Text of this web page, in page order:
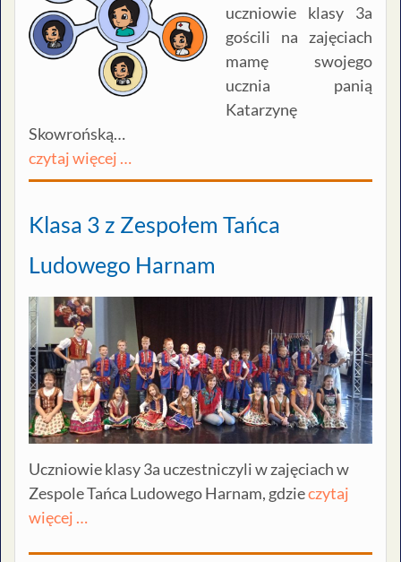
uczniowie klasy 3a
gościli na zajęciach
mamę swojego
ucznia panią
Katarzynę
Skowrońską…
czytaj więcej …
Klasa 3 z Zespołem Tańca
Ludowego Harnam
Uczniowie klasy 3a uczestniczyli w zajęciach w
Zespole Tańca Ludowego Harnam, gdzieczytaj
więcej …